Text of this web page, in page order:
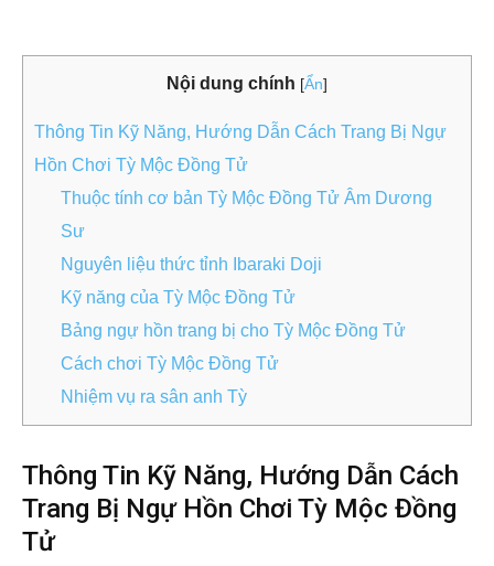
Nội dung chính [Ẩn]
Thông Tin Kỹ Năng, Hướng Dẫn Cách Trang Bị Ngự
Hồn Chơi Tỳ Mộc Đồng Tử
Thuộc tính cơ bản Tỳ Mộc Đồng Tử Âm Dương
Sư
Nguyên liệu thức tỉnh Ibaraki Doji
Kỹ năng của Tỳ Mộc Đồng Tử
Bảng ngự hồn trang bị cho Tỳ Mộc Đồng Tử
Cách chơi Tỳ Mộc Đồng Tử
Nhiệm vụ ra sân anh Tỳ
Thông Tin Kỹ Năng, Hướng Dẫn Cách
Trang Bị Ngự Hồn Chơi Tỳ Mộc Đồng
Tử